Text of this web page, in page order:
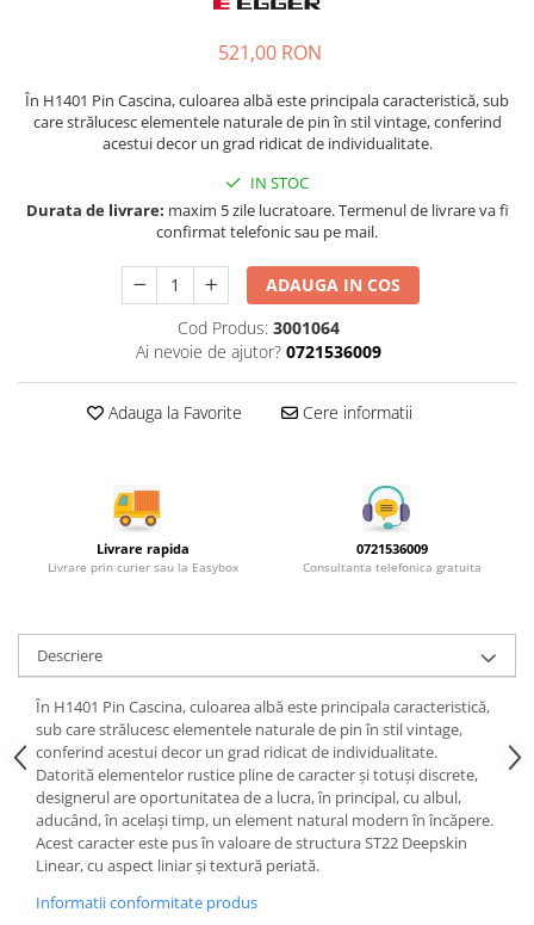
Sisteme pentru usi pliante
Accesorii dressing
Bari pentru haine
Accesorii pentru compartimentare
Organizatoare sertare
Ambia-Line - Blum
Suruburi, coltare, elemente de
imbinare
Picioare mobilier
Rotile mobilier
Scurgatoare pentru vase
Cosuri Jolly si coloane
521,00 RON
În H1401 Pin Cascina, culoarea albă este principala caracteristică, sub
care strălucesc elementele naturale de pin în stil vintage, conferind
acestui decor un grad ridicat de individualitate.
IN STOC
Durata de livrare: maxim 5 zile lucratoare. Termenul de livrare va fi
confirmat telefonic sau pe mail.
ADAUGA IN COS
Cod Produs: 3001064
Ai nevoie de ajutor? 0721536009
Adauga la Favorite Cere informatii
Livrare rapida
Livrare prin curier sau la Easybox
0721536009
Consultanta telefonica gratuita
Descriere
În H1401 Pin Cascina, culoarea albă este principala caracteristică,
sub care strălucesc elementele naturale de pin în stil vintage,
conferind acestui decor un grad ridicat de individualitate.
Datorită elementelor rustice pline de caracter și totuși discrete,
designerul are oportunitatea de a lucra, în principal, cu albul,
aducând, în același timp, un element natural modern în încăpere.
Acest caracter este pus în valoare de structura ST22 Deepskin
Linear, cu aspect liniar și textură periată.
Informatii conformitate produs